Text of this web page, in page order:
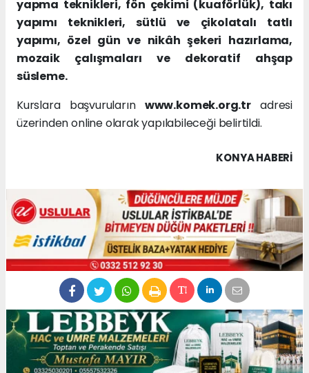
yapma teknikleri, fön çekimi (kuaförlük), takı
yapımı teknikleri, sütlü ve çikolatalı tatlı
yapımı, özel gün ve nikâh şekeri hazırlama,
mozaik çalışmaları ve dekoratif ahşap
süsleme.
Kurslara başvuruların www.komek.org.tradresi
üzerinden online olarak yapılabileceği belirtildi.
KONYA HABERİ